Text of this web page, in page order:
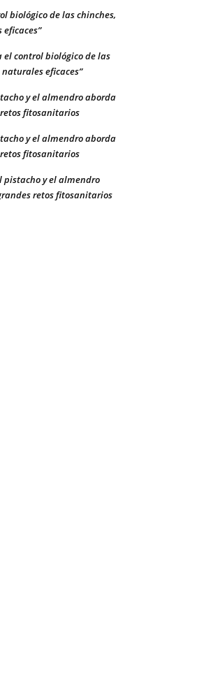
biológico de las chinches,
el control biológico de las
eficaces”
y el almendro aborda
fitosanitarios
y el almendro aborda
fitosanitarios
pistacho y el almendro
retos fitosanitarios